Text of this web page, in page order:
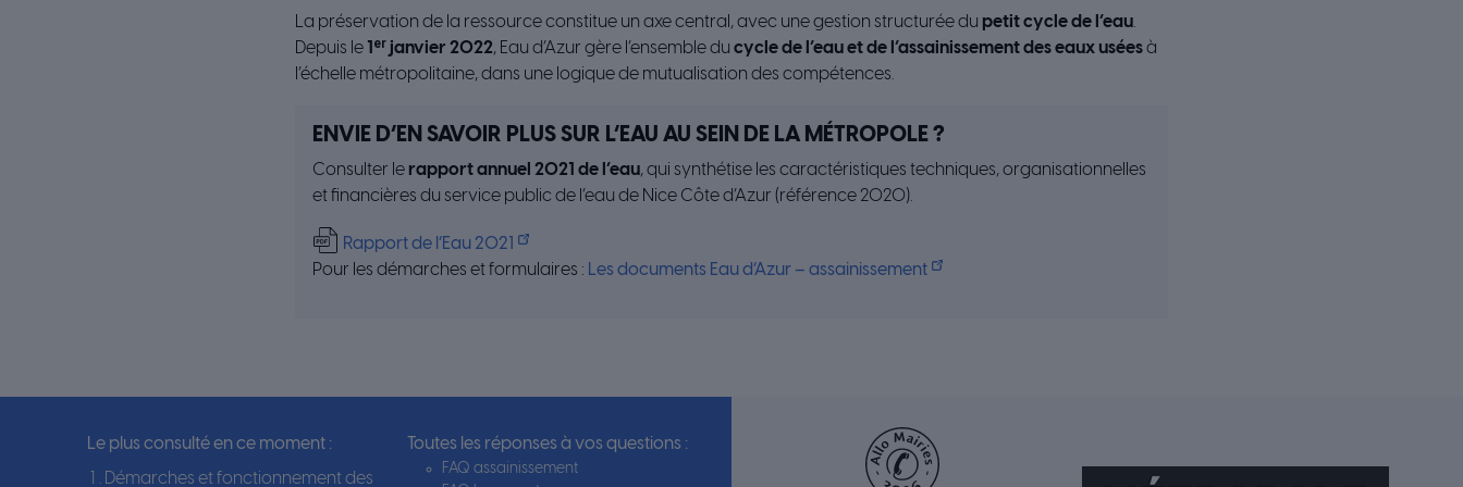
La préservation de la ressource constitue un axe central, avec une gestion structurée du petit cycle de l’eau.
Depuis le 1ᵉʳ janvier 2022, Eau d’Azur gère l’ensemble du cycle de l’eau et de l’assainissement des eaux uséesà
l’échelle métropolitaine, dans une logique de mutualisation des compétences.
ENVIE D’EN SAVOIR PLUS SUR L’EAU AU SEIN DE LA MÉTROPOLE ?
Consulter le rapport annuel 2021 de l’eau, qui synthétise les caractéristiques techniques, organisationnelles
et financières du service public de l’eau de Nice Côte d’Azur (référence 2020).
Rapport de l’Eau 2021
Pour les démarches et formulaires : Les documents Eau d’Azur – assainissement
Le plus consulté en ce moment :
Démarches et fonctionnement des
Toutes les réponses à vos questions :
FAQ assainissement